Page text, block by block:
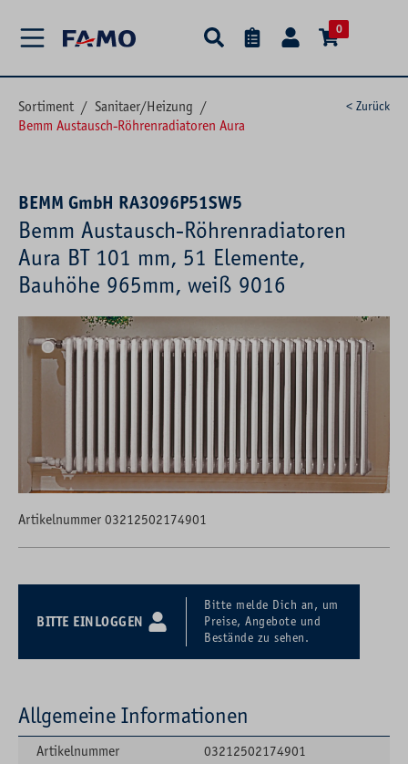
0
Sortiment / Sanitaer/Heizung /
Bemm Austausch-Röhrenradiatoren Aura
< Zurück
BEMM GmbH RA3096P51SW5
Bemm Austausch-Röhrenradiatoren
Aura BT 101 mm, 51 Elemente,
Bauhöhe 965mm, weiß 9016
Bildergalerie überspringen
Artikelnummer 03212502174901
BITTE EINLOGGEN
Bitte melde Dich an, um
Preise, Angebote und
Bestände zu sehen.
Allgemeine Informationen
Artikelnummer
03212502174901